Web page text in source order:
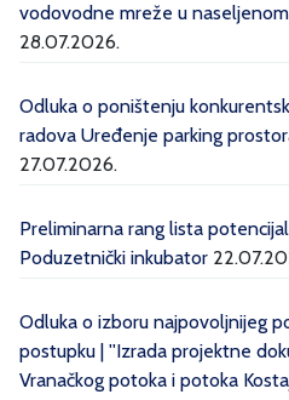
vodovodne mreže u
28.07.2026.
Odluka o poništenju
radova Uređenje parking
27.07.2026.
Preliminarna rang lista
Poduzetnički inkubator
Odluka o izboru najpovoljnijeg
postupku | ''Izrada projektne
Vranačkog potoka i potoka